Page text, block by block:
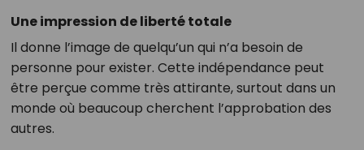
Une impression de liberté totale
Il donne l’image de quelqu’un qui n’a besoin de
personne pour exister. Cette indépendance peut
être perçue comme très attirante, surtout dans un
monde où beaucoup cherchent l’approbation des
autres.